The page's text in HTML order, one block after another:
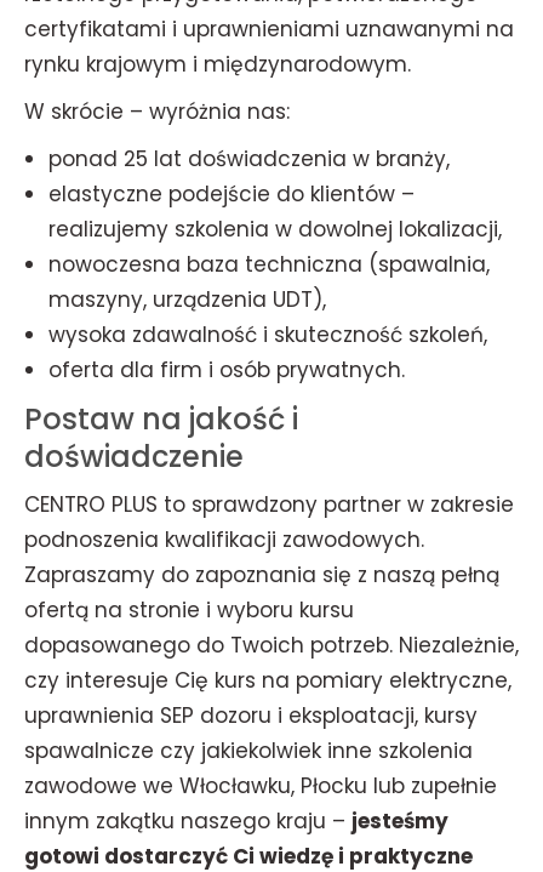
certyfikatami i uprawnieniami uznawanymi na
rynku krajowym i międzynarodowym.
W skrócie – wyróżnia nas:
ponad 25 lat doświadczenia w branży,
elastyczne podejście do klientów –
realizujemy szkolenia w dowolnej lokalizacji,
nowoczesna baza techniczna (spawalnia,
maszyny, urządzenia UDT),
wysoka zdawalność i skuteczność szkoleń,
oferta dla firm i osób prywatnych.
Postaw na jakość i
doświadczenie
CENTRO PLUS to sprawdzony partner w zakresie
podnoszenia kwalifikacji zawodowych.
Zapraszamy do zapoznania się z naszą pełną
ofertą na stronie i wyboru kursu
dopasowanego do Twoich potrzeb. Niezależnie,
czy interesuje Cię kurs na pomiary elektryczne,
uprawnienia SEP dozoru i eksploatacji, kursy
spawalnicze czy jakiekolwiek inne szkolenia
zawodowe we Włocławku, Płocku lub zupełnie
innym zakątku naszego kraju – jesteśmy
gotowi dostarczyć Ci wiedzę i praktyczne